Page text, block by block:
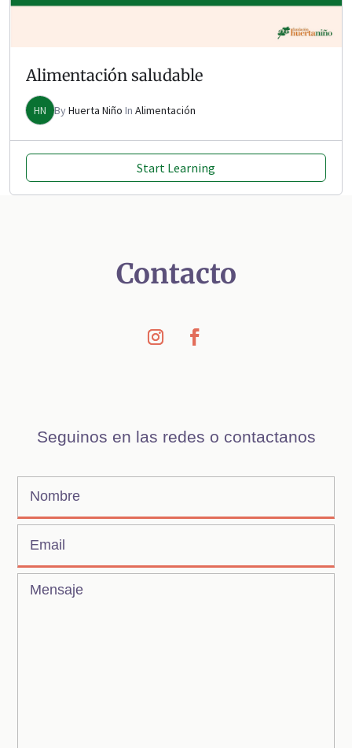
Alimentación saludable
HN ByHuerta Niño In Alimentación
Start Learning
Contacto
Seguinos en las redes o contactanos